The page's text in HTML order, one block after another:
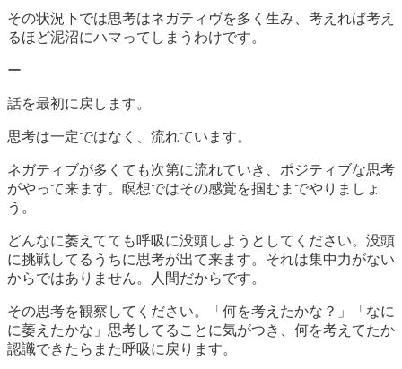
その状況下では思考はネガティヴを多く生み、考えれば考え
るほど泥沼にハマってしまうわけです。
ー
話を最初に戻します。
思考は一定ではなく、流れています。
ネガティブが多くても次第に流れていき、ポジティブな思考
がやって来ます。瞑想ではその感覚を掴むまでやりましょ
う。
どんなに萎えてても呼吸に没頭しようとしてください。没頭
に挑戦してるうちに思考が出て来ます。それは集中力がない
からではありません。人間だからです。
その思考を観察してください。「何を考えたかな？」「なに
に萎えたかな」思考してることに気がつき、何を考えてたか
認識できたらまた呼吸に戻ります。